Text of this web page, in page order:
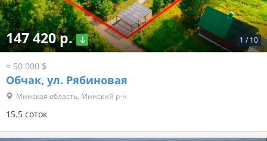
1 / 10
147 420 р.
≈ 50 000 $
Обчак, ул. Рябиновая
Минская область, Минский р-н
15.5 соток